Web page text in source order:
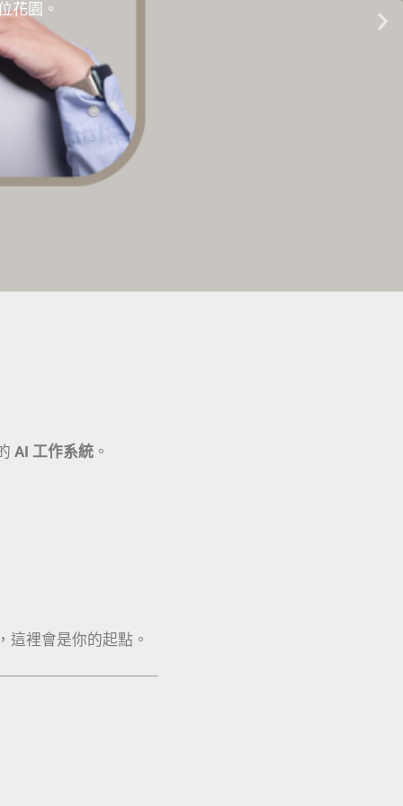
位花園。
AI教學 |
點擊這裡
AI 工作系統 。
這裡會是你的起點。